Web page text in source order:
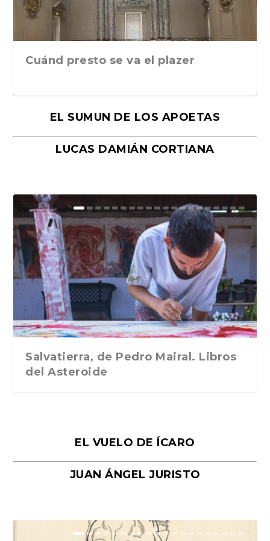
Cuánd presto se va el plazer
Moral, de Lyra Ekström Lindbäck.
Traducción de Car...
Revolución, de Hugo Gonçalves.
Libros del Asteroid...
«La música ha sido el gran amor de
mi vida». Esthe...
«El barman del Ritz», de Philippe
Collin. Traducci...
Mañanas de editorial, noches de
Bocaccio
EL SUMUN DE LOS APOETAS
LUCAS DAMIÁN CORTIANA
Salvatierra, de Pedro Mairal. Libros
del Asteroide
EL VUELO DE ÍCARO
JUAN ÁNGEL JURISTO